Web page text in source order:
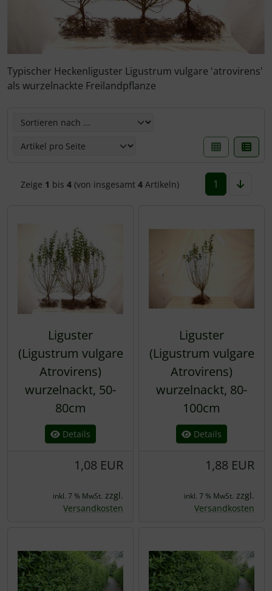
Typischer Heckenliguster Ligustrum vulgare 'atrovirens'
als wurzelnackte Freilandpflanze
Zeige 1 bis 4(von insgesamt 4Artikeln) 1
Liguster
(Ligustrum vulgare
Atrovirens)
wurzelnackt, 50-
80cm
Details
1,08 EUR
inkl. 7 % MwSt. zzgl.
Versandkosten
Liguster
(Ligustrum vulgare
Atrovirens)
wurzelnackt, 80-
100cm
Details
1,88 EUR
inkl. 7 % MwSt. zzgl.
Versandkosten
Wildhecke / gemischte Hecke